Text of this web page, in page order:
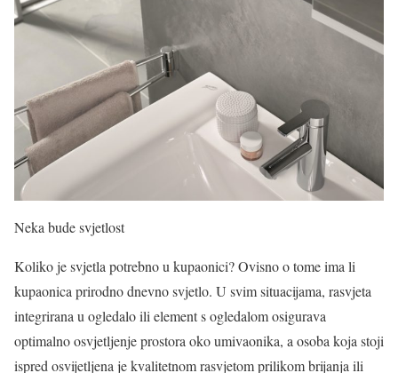
Neka bude svjetlost
Koliko je svjetla potrebno u kupaonici? Ovisno o tome ima li
kupaonica prirodno dnevno svjetlo. U svim situacijama, rasvjeta
integrirana u ogledalo ili element s ogledalom osigurava
optimalno osvjetljenje prostora oko umivaonika, a osoba koja stoji
ispred osvijetljena je kvalitetnom rasvjetom prilikom brijanja ili